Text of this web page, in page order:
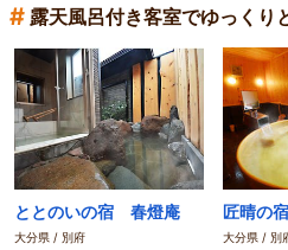
# 露天風呂付き客室でゆっくり
ととのいの宿 春燈庵
大分県 / 別府
匠晴の
大分県 / 別